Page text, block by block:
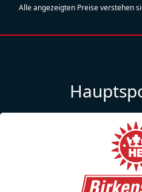
Alle angezeigten Preise verstehen